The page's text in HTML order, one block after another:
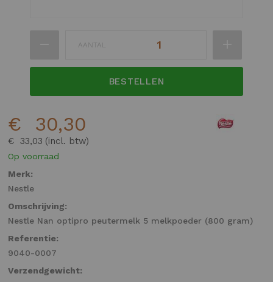
het
van
afbeeldingen-
gallerij
AANTAL
BESTELLEN
€ 33,03
€ 30,30
Op voorraad
Merk:
Nestle
Omschrijving:
Nestle Nan optipro peutermelk 5 melkpoeder (800 gram)
Referentie:
9040-0007
Verzendgewicht: